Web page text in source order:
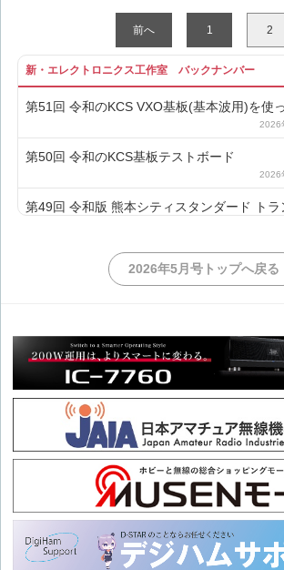
前へ 1 2
新・エレクトロニクス工作室 バックナンバー
第51回 令和のKCS VXO基板(基本波用)を使
第50回 令和のKCS基板テストボード
第49回 令和版 熊本シティスタンダード トラ
第48回 令和のKCS VXO基板(逓倍用)を使っ
第46回 令和版 熊本シティスタンダードSSB
第45回 クリスタルフィルタチェッカ その2
第44回 クリスタルフィルタチェッカ その1
第43回 基板で作るクリスタルフィルタ
第42回 基板で作るアッテネータ その2
2026年5月号トップへ戻る